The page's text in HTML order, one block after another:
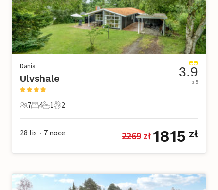
Dania
Ulvshale
7 Goście
7
4 Sypialnie
4
1 Łazienka
1
2 Zwierzęta domowe
2
3.9
z 5
28 lis • 7 noce 2269 zł 1815 zł